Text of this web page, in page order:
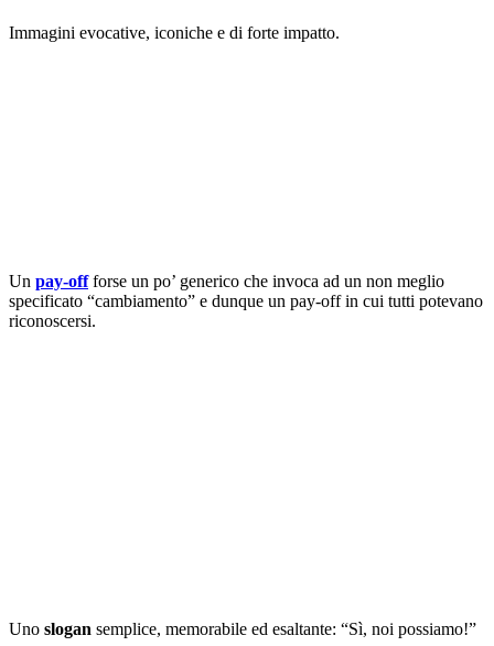
Immagini evocative, iconiche e di forte impatto.
Un pay-offforse un po’ generico che invoca ad un non meglio
specificato “cambiamento” e dunque un pay-off in cui tutti potevano
riconoscersi.
Uno slogan semplice, memorabile ed esaltante: “Sì, noi possiamo!”